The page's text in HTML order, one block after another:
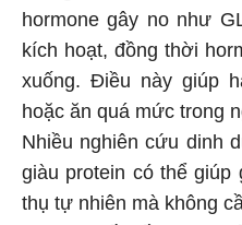
hormone gây no như
kích hoạt, đồng thời
xuống. Điều này giúp
hoặc ăn quá mức trong
Nhiều nghiên cứu dinh
giàu protein có thể
thụ tự nhiên mà không